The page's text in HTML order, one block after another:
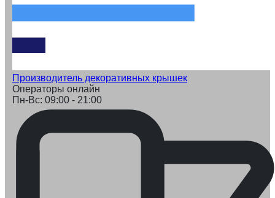
Производитель декоративных крышек
Операторы онлайн
Пн-Вс: 09:00 - 21:00